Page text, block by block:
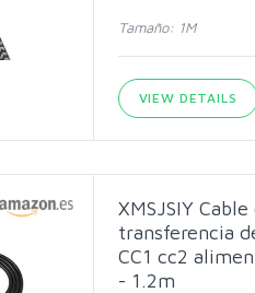
Tamaño: 1M
VIEW DETAILS
XMSJSIY
transferencia
CC1 cc2
- 1.2m